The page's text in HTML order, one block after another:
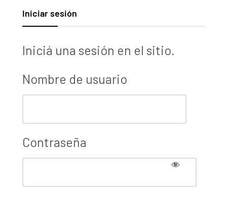
Iniciar sesión
Iniciá una sesión en el sitio.
Nombre de usuario
Contraseña